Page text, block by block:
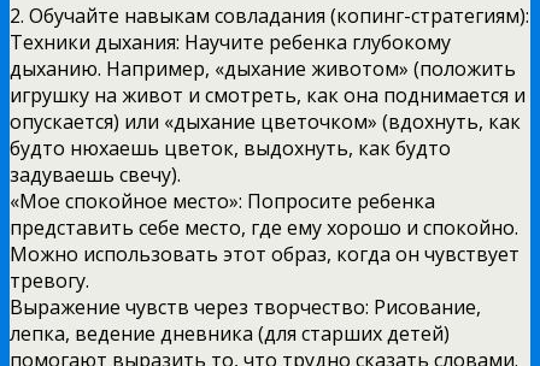
2. Обучайте навыкам совладания (копинг-стратегиям):
Техники дыхания: Научите ребенка глубокому
дыханию. Например, «дыхание животом» (положить
игрушку на живот и смотреть, как она поднимается и
опускается) или «дыхание цветочком» (вдохнуть, как
будто нюхаешь цветок, выдохнуть, как будто
задуваешь свечу).
«Мое спокойное место»: Попросите ребенка
представить себе место, где ему хорошо и спокойно.
Можно использовать этот образ, когда он чувствует
тревогу.
Выражение чувств через творчество: Рисование,
лепка, ведение дневника (для старших детей)
помогают выразить то, что трудно сказать словами.